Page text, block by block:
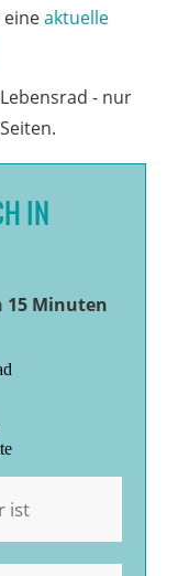
eineaktuelle
- nur
IN
15 Minuten